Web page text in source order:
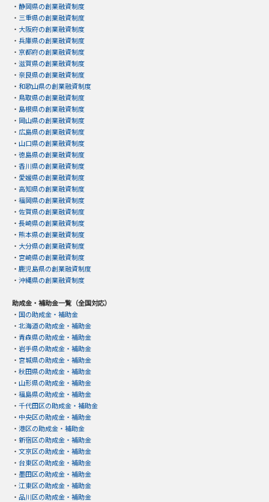
・ 静岡県の創業融資制度
・ 三重県の創業融資制度
・ 大阪府の創業融資制度
・ 兵庫県の創業融資制度
・ 京都府の創業融資制度
・ 滋賀県の創業融資制度
・ 奈良県の創業融資制度
・ 和歌山県の創業融資制度
・ 鳥取県の創業融資制度
・ 島根県の創業融資制度
・ 岡山県の創業融資制度
・ 広島県の創業融資制度
・ 山口県の創業融資制度
・ 徳島県の創業融資制度
・ 香川県の創業融資制度
・ 愛媛県の創業融資制度
・ 高知県の創業融資制度
・ 福岡県の創業融資制度
・ 佐賀県の創業融資制度
・ 長崎県の創業融資制度
・ 熊本県の創業融資制度
・ 大分県の創業融資制度
・ 宮崎県の創業融資制度
・ 鹿児島県の創業融資制度
・ 沖縄県の創業融資制度
助成金・補助金一覧（全国対応）
・ 国の助成金・補助金
・ 北海道の助成金・補助金
・ 青森県の助成金・補助金
・ 岩手県の助成金・補助金
・ 宮城県の助成金・補助金
・ 秋田県の助成金・補助金
・ 山形県の助成金・補助金
・ 福島県の助成金・補助金
・ 千代田区の助成金・補助金
・ 中央区の助成金・補助金
・ 港区の助成金・補助金
・ 新宿区の助成金・補助金
・ 文京区の助成金・補助金
・ 台東区の助成金・補助金
・ 墨田区の助成金・補助金
・ 江東区の助成金・補助金
・ 品川区の助成金・補助金